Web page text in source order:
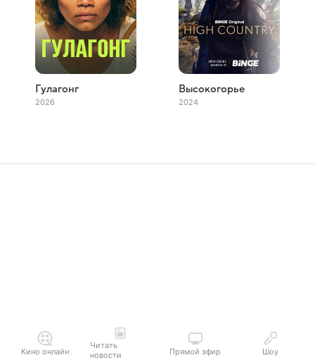
Гулагонг
2026
Высокогорье
2024
Кино онлайн
Читать
новости
Прямой эфир Шоу